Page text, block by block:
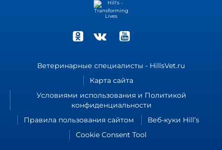
Ветеринарные специалисты - HillsVet.ru
Карта сайта
Условиями использования и Политикой
конфиденциальности
Правила пользования сайтом
Веб-куки Hill’s
Cookie Consent Tool